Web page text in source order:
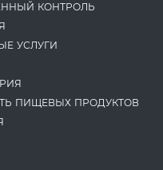
КОНТРОЛЬ
УСЛУГИ
ПИЩЕВЫХ ПРОДУКТОВ